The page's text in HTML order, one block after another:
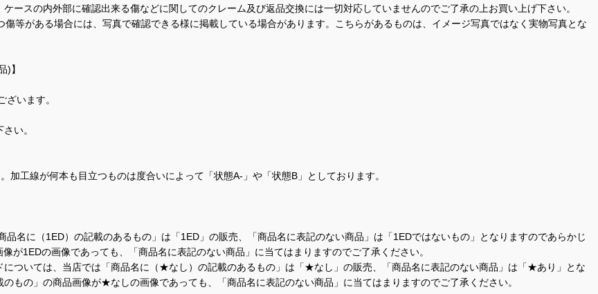
ースの内外部に確認出来る傷などに関してのクレーム及び返品交換には一切対応していませんのでご了承の上お買い上げ下さい。
等がある場合には、写真で確認できる様に掲載している場合があります。こちらがあるものは、イメージ写真ではなく実物写真とな
)】
います。
い。
工線が何本も目立つものは度合いによって「状態A-」や「状態B」としております。
名に（1ED）の記載のあるもの」は「1ED」の販売、「商品名に表記のない商品」は「1EDではないもの」となりますのであらかじ
が1EDの画像であっても、「商品名に表記のない商品」に当てはまりますのでご了承ください。
ついては、当店では「商品名に（★なし）の記載のあるもの」は「★なし」の販売、「商品名に表記のない商品」は「★あり」とな
もの」の商品画像が★なしの画像であっても、「商品名に表記のない商品」に当てはまりますのでご了承ください。